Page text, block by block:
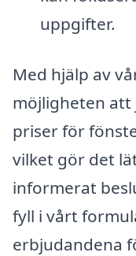
uppgifter.
Med hjälp av
möjligheten att
priser för
vilket gör det
informerat
fyll i vårt
erbjudandena